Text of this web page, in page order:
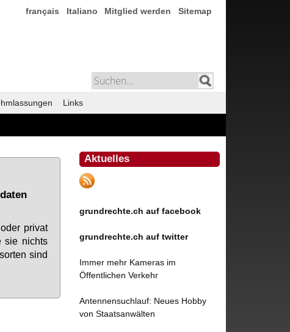
français Italiano Mitglied werden Sitemap
Links
pri­vat
sie nichts
sind
Aktuelles
grundrechte.ch auf facebook
grundrechte.ch auf twitter
Immer mehr Kameras im
Öffentlichen Verkehr
Antennensuchlauf: Neues Hobby
von Staatsanwälten